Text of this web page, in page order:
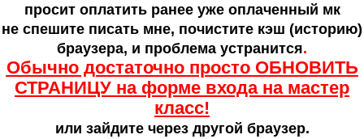
просит оплатить ранее уже оплаченный мк
не спешите писать мне, почистите кэш (историю)
браузера, и проблема устранится.
Обычно достаточно просто ОБНОВИТЬ
СТРАНИЦУ на форме входа на мастер
класс!
или зайдите через другой браузер.